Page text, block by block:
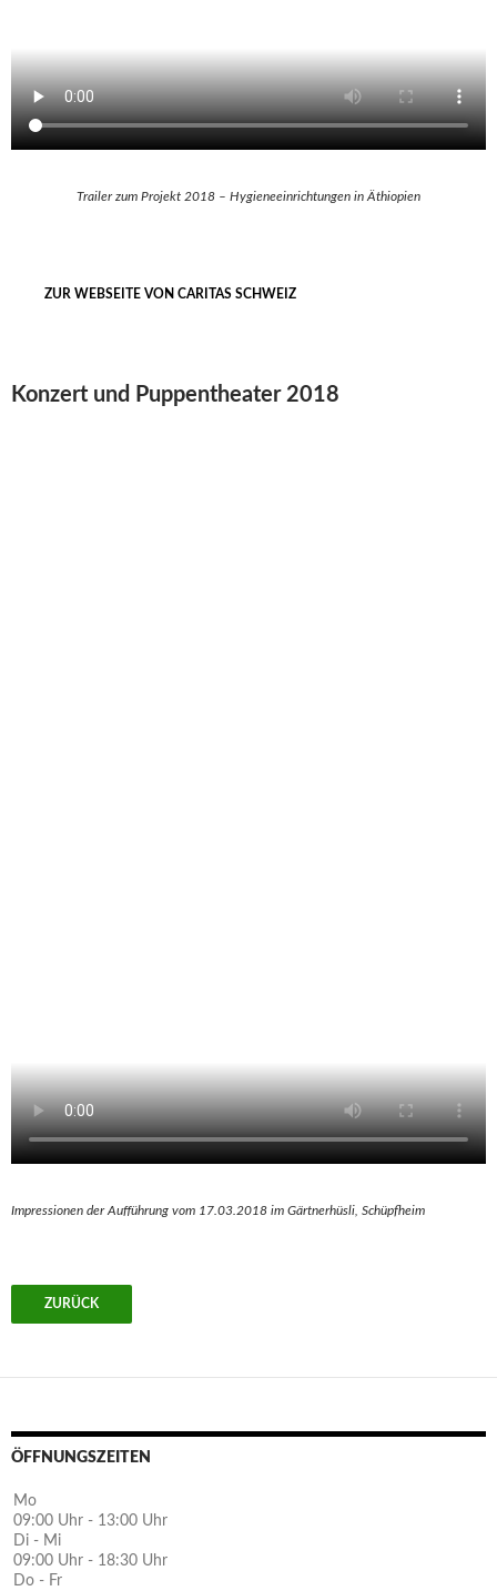
Trailer zum Projekt 2018 – Hygieneeinrichtungen in Äthiopien
ZUR WEBSEITE VON CARITAS SCHWEIZ
Konzert und Puppentheater 2018
Impressionen der Aufführung vom 17.03.2018 im Gärtnerhüsli, Schüpfheim
ÖFFNUNGSZEITEN
Mo
09:00 Uhr - 13:00 Uhr
Di - Mi
09:00 Uhr - 18:30 Uhr
Do - Fr